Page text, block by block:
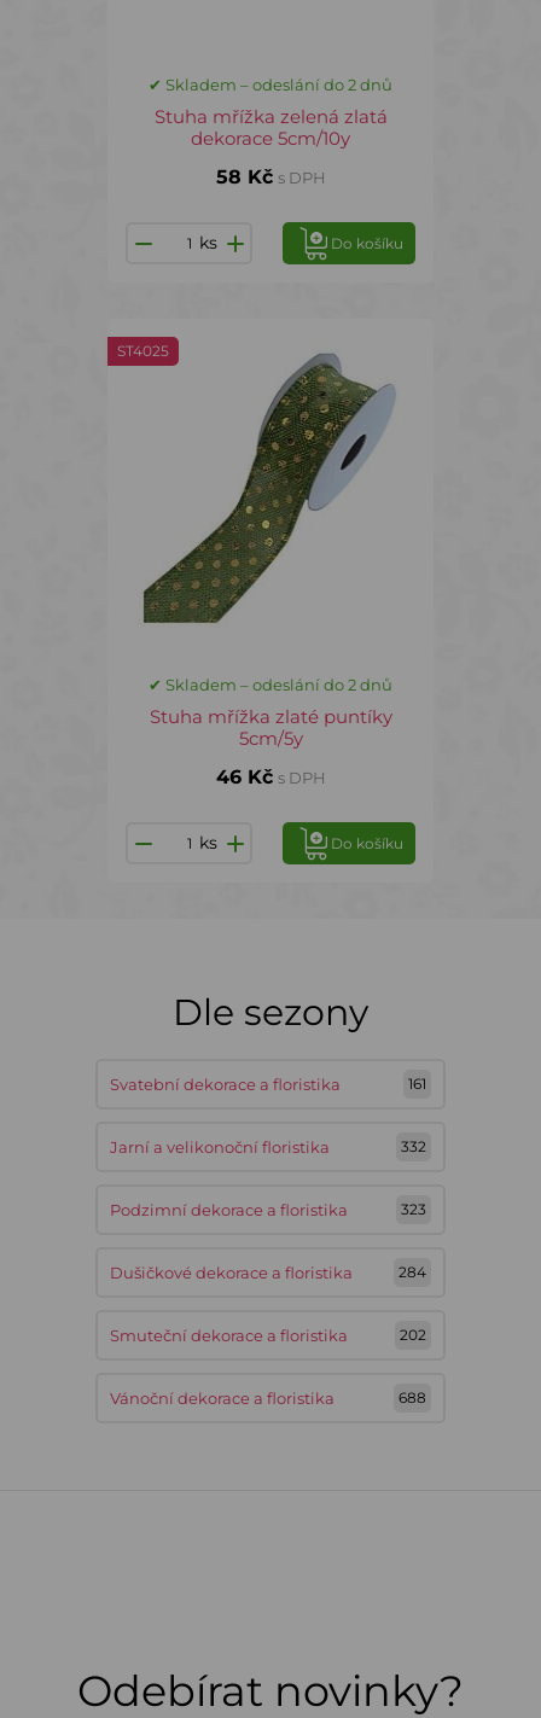
✔ Skladem – odeslání do 2 dnů
Stuha mřížka zelená zlatá
dekorace 5cm/10y
58 Kč s DPH
ks Do košíku
ST4025
✔ Skladem – odeslání do 2 dnů
Stuha mřížka zlaté puntíky
5cm/5y
46 Kč s DPH
ks Do košíku
Dle sezony
Svatební dekorace a floristika 161
Jarní a velikonoční floristika 332
Podzimní dekorace a floristika 323
Dušičkové dekorace a floristika 284
Smuteční dekorace a floristika 202
Vánoční dekorace a floristika 688
Odebírat novinky?